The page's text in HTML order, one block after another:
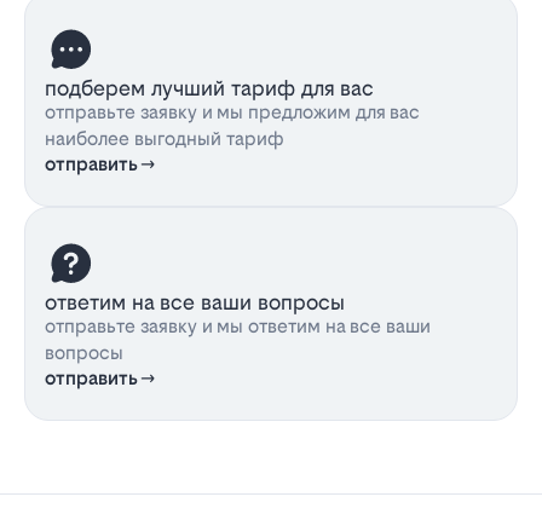
подберем лучший тариф для вас
отправьте заявку и мы предложим для вас
наиболее выгодный тариф
отправить
ответим на все ваши вопросы
отправьте заявку и мы ответим на все ваши
вопросы
отправить